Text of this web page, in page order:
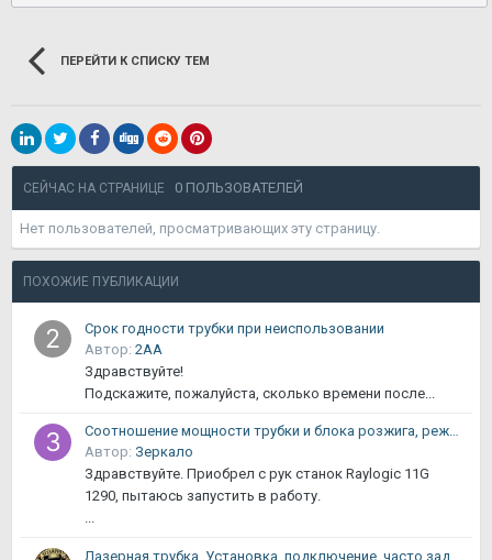
ПЕРЕЙТИ К СПИСКУ ТЕМ
СЕЙЧАС НА СТРАНИЦЕ 0 ПОЛЬЗОВАТЕЛЕЙ
Нет пользователей, просматривающих эту страницу.
ПОХОЖИЕ ПУБЛИКАЦИИ
Срок годности трубки при неиспользовании
Автор: 2АА
Здравствуйте!
Подскажите, пожалуйста, сколько времени после...
Соотношение мощности трубки и блока розжига, режим работы
Автор: Зеркало
Здравствуйте. Приобрел с рук станок Raylogic 11G
1290, пытаюсь запустить в работу.
...